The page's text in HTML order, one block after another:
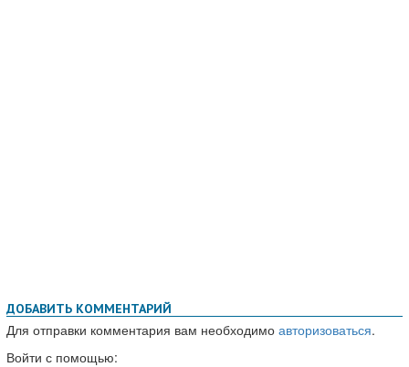
ДОБАВИТЬ КОММЕНТАРИЙ
Для отправки комментария вам необходимо авторизоваться.
Войти с помощью: